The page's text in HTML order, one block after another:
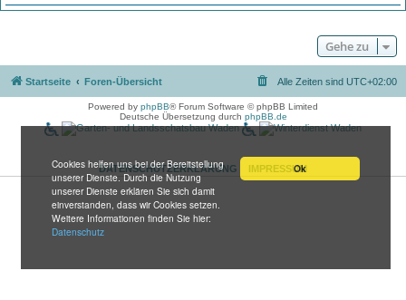
Ok
Cookies helfen uns bei der Bereitstellung
unserer Dienste. Durch die Nutzung
unserer Dienste erklären Sie sich damit
einverstanden, dass wir Cookies setzen.
Weitere Informationen finden Sie hier:
Datenschutz
Gehe zu
Startseite Foren-Übersicht Alle Zeiten sind UTC+02:00
Powered by phpBB® Forum Software © phpBB Limited
Deutsche Übersetzung durch phpBB.de
DATENSCHUTZERKLÄRUNG IMPRESSUM